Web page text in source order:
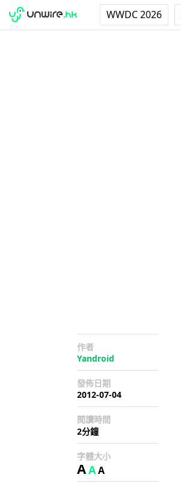
WWDC 2026
作者
Yandroid
發佈日期
2012-07-04
閱讀時間
2分鐘
字體大小
AAA